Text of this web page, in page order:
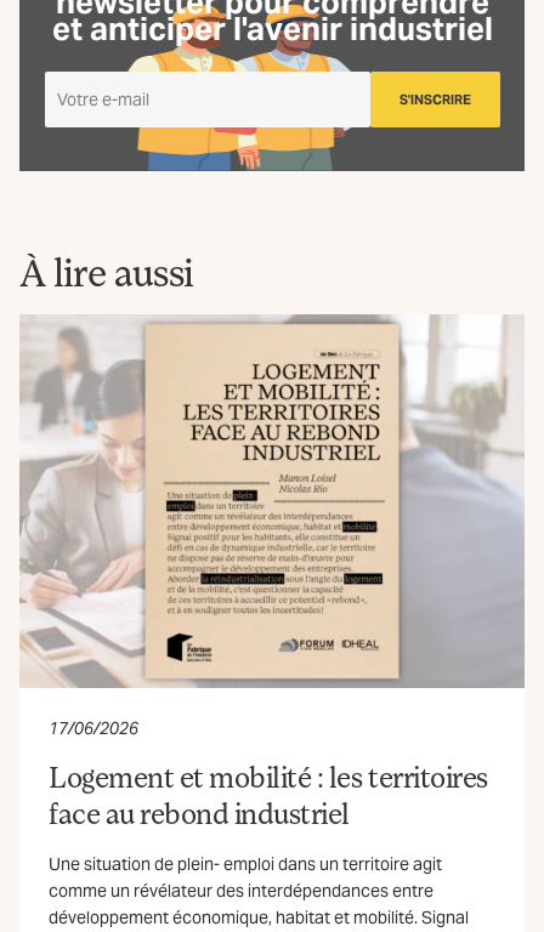
et anticiper l'avenir industriel
m'inscris
à
S'INSCRIRE
À lire aussi
17/06/2026
Logement et mobilité : les territoires
face au rebond industriel
Une situation de plein- emploi dans un territoire agit
comme un révélateur des interdépendances entre
développement économique, habitat et mobilité. Signal